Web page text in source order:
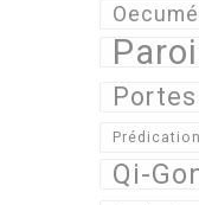
Prédication
Qi-